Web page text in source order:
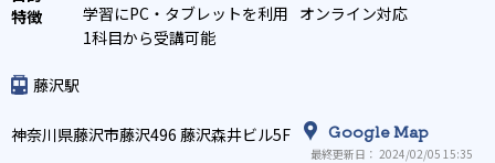
学習にPC・タブレットを利用 オンライン対応
1科目から受講可能
藤沢駅
神奈川県藤沢市藤沢496 藤沢森井ビル5F Google Map
最終更新日： 2024/02/05 15:35